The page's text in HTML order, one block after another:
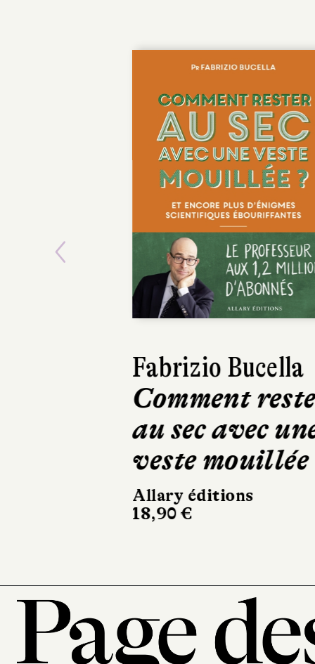
Fabrizio Bucella
Comment
au sec avec
veste mouillée
Allary éditions
18,90 €
Previous